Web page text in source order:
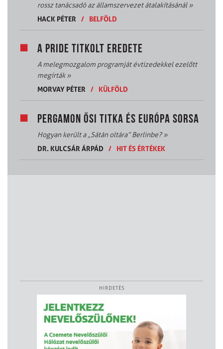
rossz tanácsadó az államszervezet átalakításánál»
HACK PÉTER
/ BELFÖLD
A PRIDE TITKOLT EREDETE
A melegmozgalom programját évtizedekkel ezelőtt
megírták»
MORVAY PÉTER
/ KÜLFÖLD
PERGAMON ŐSI TITKA ÉS EURÓPA SORSA
Hogyan került a „Sátán oltára” Berlinbe?»
DR. KULCSÁR ÁRPÁD
/ HIT ÉS ÉRTÉKEK
HIRDETÉS